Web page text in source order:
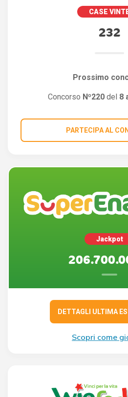
CASE
232
Prossimo
Concorso Nº220del 8
PARTECIPA AL
Jackpot
DETTAGLI ULTIMA
Scopri come